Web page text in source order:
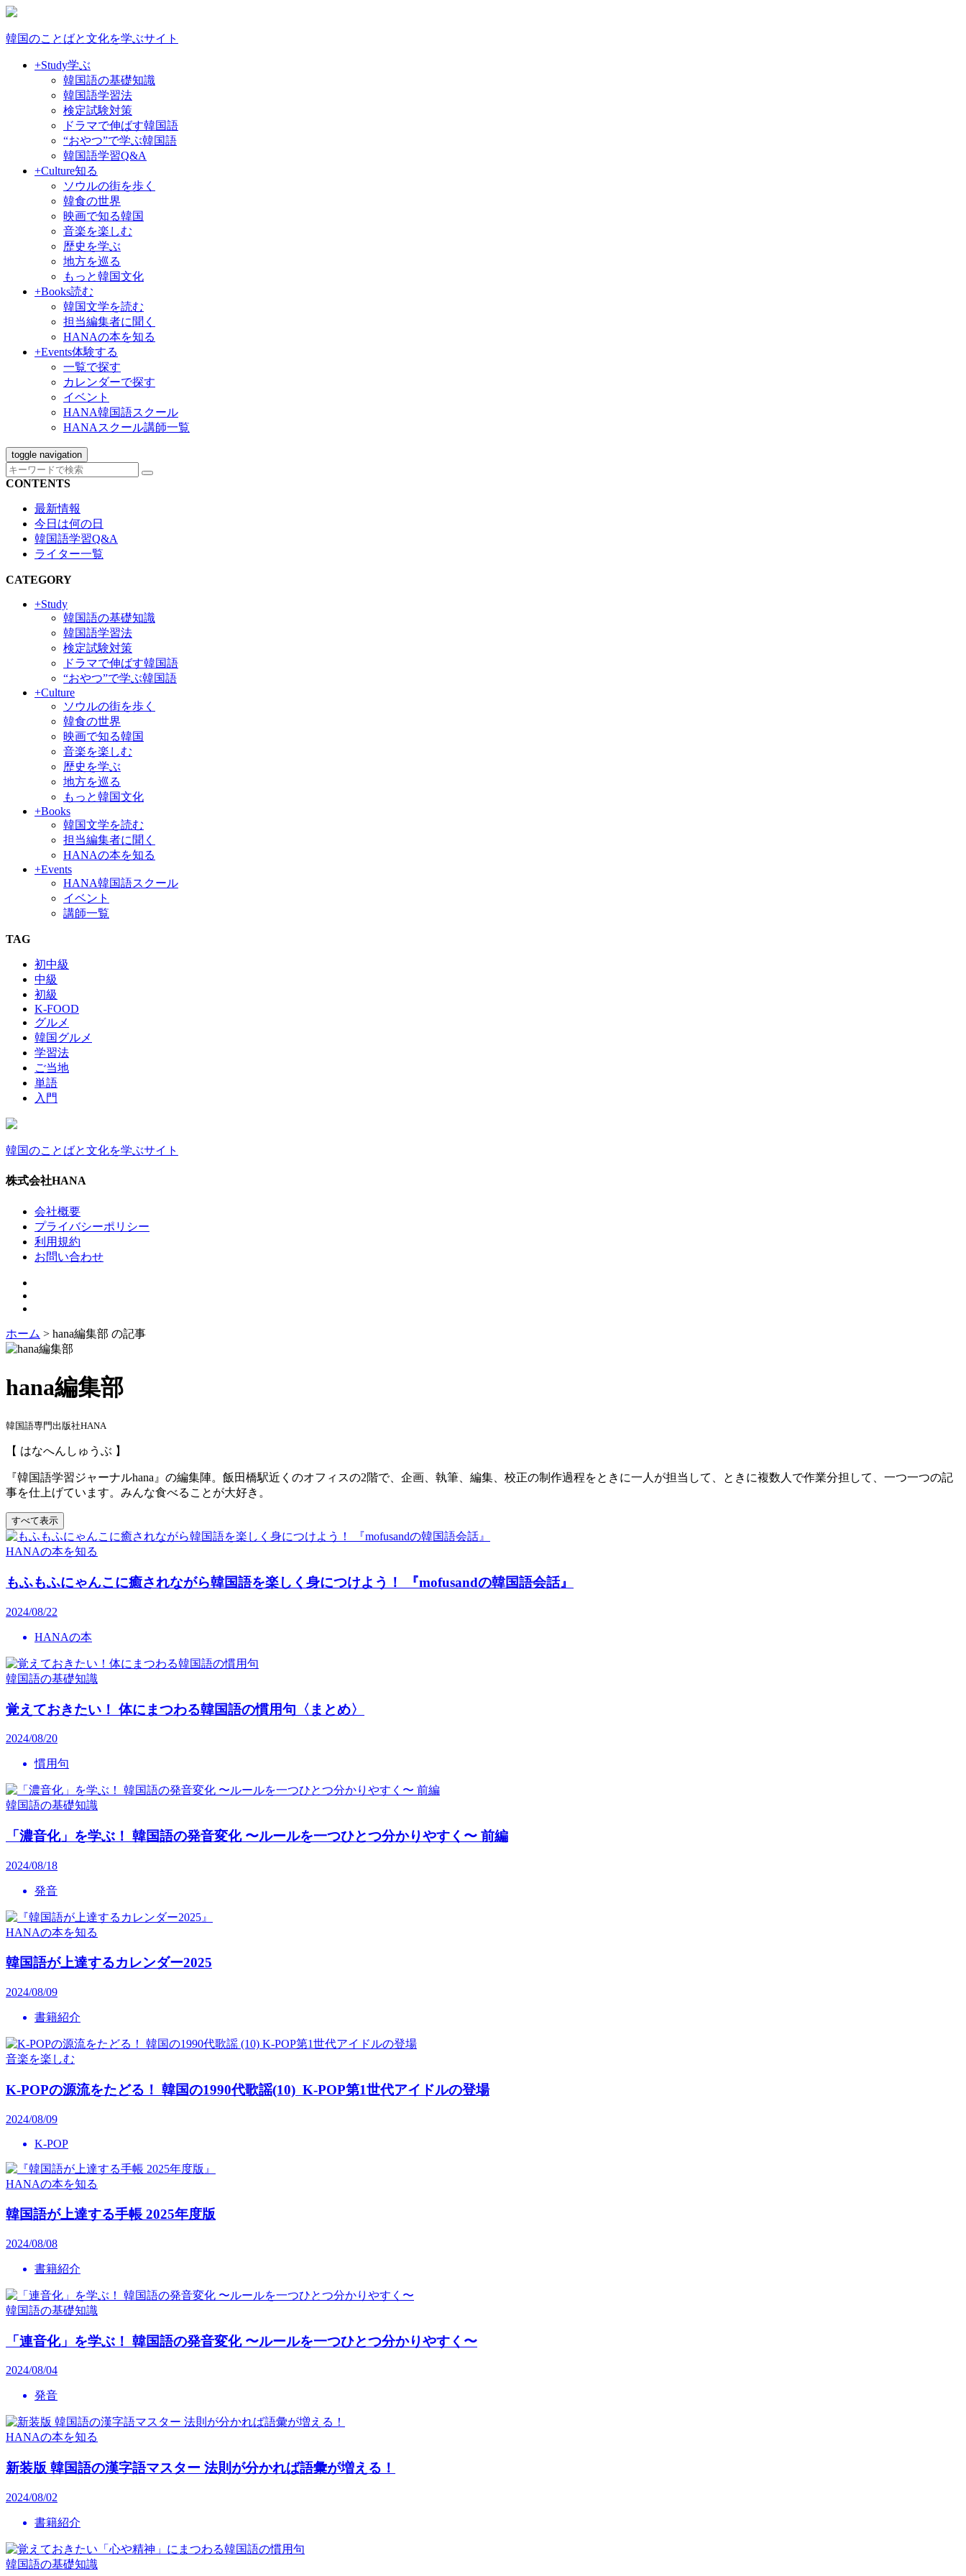
韓国のことばと文化を学ぶサイト
+Study学ぶ
韓国語の基礎知識
韓国語学習法
検定試験対策
ドラマで伸ばす韓国語
“おやつ”で学ぶ韓国語
韓国語学習Q&A
+Culture知る
ソウルの街を歩く
韓食の世界
映画で知る韓国
音楽を楽しむ
歴史を学ぶ
地方を巡る
もっと韓国文化
+Books読む
韓国文学を読む
担当編集者に聞く
HANAの本を知る
+Events体験する
一覧で探す
カレンダーで探す
イベント
HANA韓国語スクール
HANAスクール講師一覧
toggle navigation
CONTENTS
最新情報
今日は何の日
韓国語学習Q&A
ライター一覧
CATEGORY
+Study
韓国語の基礎知識
韓国語学習法
検定試験対策
ドラマで伸ばす韓国語
“おやつ”で学ぶ韓国語
+Culture
ソウルの街を歩く
韓食の世界
映画で知る韓国
音楽を楽しむ
歴史を学ぶ
地方を巡る
もっと韓国文化
+Books
韓国文学を読む
担当編集者に聞く
HANAの本を知る
+Events
HANA韓国語スクール
イベント
講師一覧
TAG
初中級
中級
初級
K-FOOD
グルメ
韓国グルメ
学習法
ご当地
単語
入門
韓国のことばと文化を学ぶサイト
株式会社HANA
会社概要
プライバシーポリシー
利用規約
お問い合わせ
ホーム > hana編集部 の記事
hana編集部
韓国語専門出版社HANA
【 はなへんしゅうぶ 】
『韓国語学習ジャーナルhana』の編集陣。飯田橋駅近くのオフィスの2階で、企画、執筆、編集、校正の制作過程をときに一人が担当して、ときに複数人で作業分担して、一つ一つの記
事を仕上げています。みんな食べることが大好き。
すべて表示
HANAの本を知る
もふもふにゃんこに癒されながら韓国語を楽しく身につけよう！ 『mofusandの韓国語会話』
2024/08/22
HANAの本
韓国語の基礎知識
覚えておきたい！ 体にまつわる韓国語の慣用句〈まとめ〉
2024/08/20
慣用句
韓国語の基礎知識
「濃音化」を学ぶ！ 韓国語の発音変化 〜ルールを一つひとつ分かりやすく〜 前編
2024/08/18
発音
HANAの本を知る
韓国語が上達するカレンダー2025
2024/08/09
書籍紹介
音楽を楽しむ
K-POPの源流をたどる！ 韓国の1990代歌謡(10) K-POP第1世代アイドルの登場
2024/08/09
K-POP
HANAの本を知る
韓国語が上達する手帳 2025年度版
2024/08/08
書籍紹介
韓国語の基礎知識
「連音化」を学ぶ！ 韓国語の発音変化 〜ルールを一つひとつ分かりやすく〜
2024/08/04
発音
HANAの本を知る
新装版 韓国語の漢字語マスター 法則が分かれば語彙が増える！
2024/08/02
書籍紹介
韓国語の基礎知識